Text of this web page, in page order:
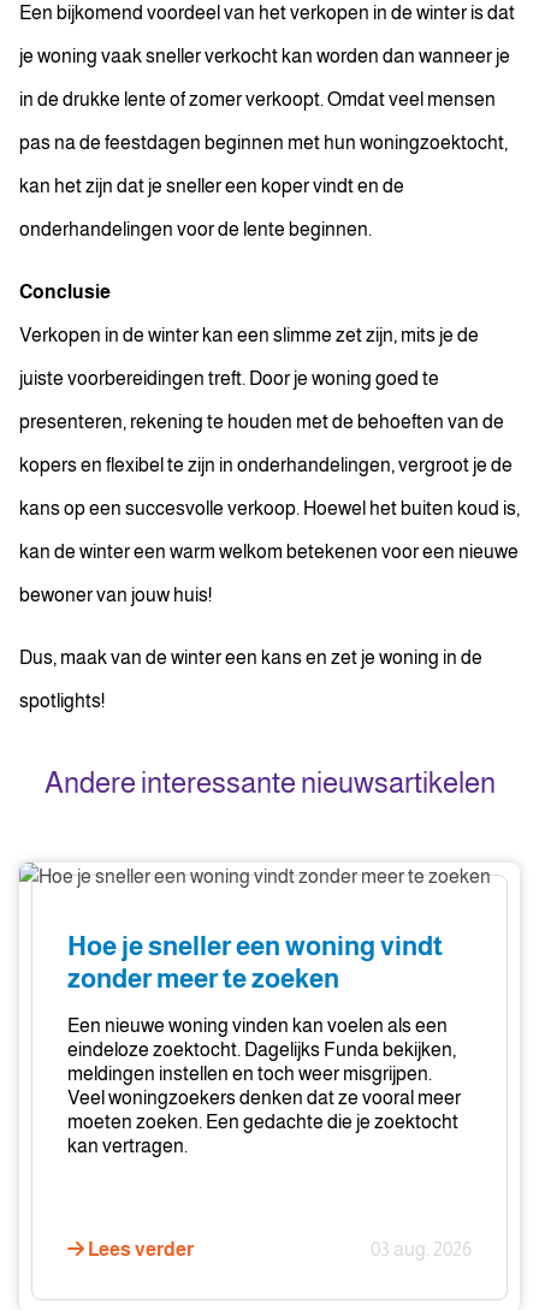
Een bijkomend voordeel van het verkopen in de winter is dat
je woning vaak sneller verkocht kan worden dan wanneer je
in de drukke lente of zomer verkoopt. Omdat veel mensen
pas na de feestdagen beginnen met hun woningzoektocht,
kan het zijn dat je sneller een koper vindt en de
onderhandelingen voor de lente beginnen.
Conclusie
Verkopen in de winter kan een slimme zet zijn, mits je de
juiste voorbereidingen treft. Door je woning goed te
presenteren, rekening te houden met de behoeften van de
kopers en flexibel te zijn in onderhandelingen, vergroot je de
kans op een succesvolle verkoop. Hoewel het buiten koud is,
kan de winter een warm welkom betekenen voor een nieuwe
bewoner van jouw huis!
Dus, maak van de winter een kans en zet je woning in de
spotlights!
Andere interessante nieuwsartikelen
Hoe
sneller
woning
zonder
zoeken
Hoe je sneller een woning vindt
zonder meer te zoeken
Een nieuwe woning vinden kan voelen als een
eindeloze zoektocht. Dagelijks Funda bekijken,
meldingen instellen en toch weer misgrijpen.
Veel woningzoekers denken dat ze vooral meer
moeten zoeken. Een gedachte die je zoektocht
kan vertragen.
Lees verder 03 aug. 2026